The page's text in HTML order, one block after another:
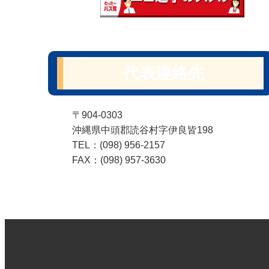
〒904-0303
沖縄県中頭郡読谷村字伊良皆198
TEL：(098) 956-2157
FAX：(098) 957-3630